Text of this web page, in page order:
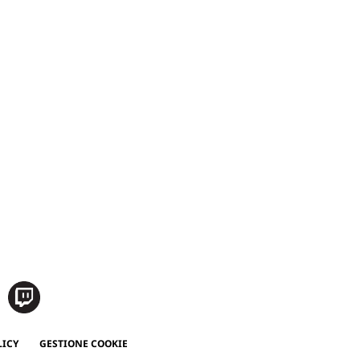
GESTIONE COOKIE